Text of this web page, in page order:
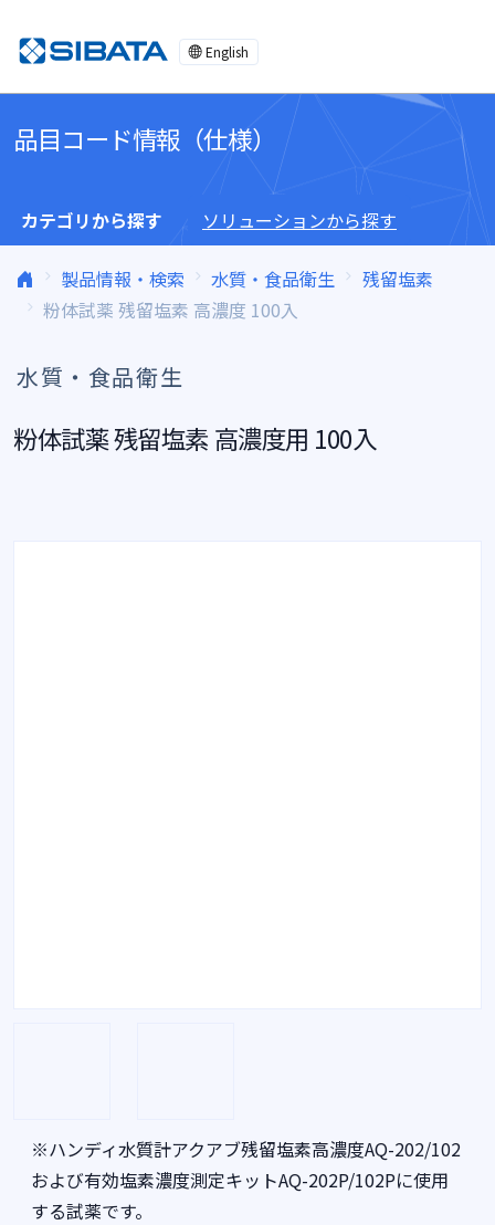
English
品目コード情報（仕様）
カテゴリから探す ソリューションから探す
製品情報・検索 水質・食品衛生
残留塩素
粉体試薬 残留塩素 高濃度 100入
水質・食品衛生
粉体試薬 残留塩素 高濃度用 100入
※ハンディ水質計アクアブ残留塩素高濃度AQ-202/102
および有効塩素濃度測定キットAQ-202P/102Pに使用
する試薬です。